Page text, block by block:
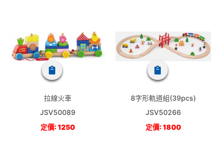
拉線火車
JSV50089
定價: 1250
8字形軌道組(39pcs)
JSV50266
定價: 1800